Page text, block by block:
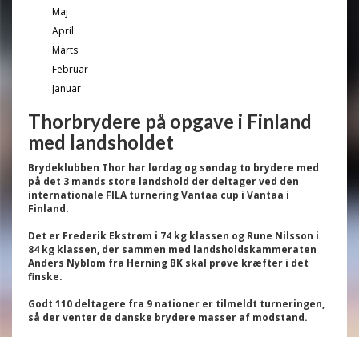
Maj
April
Marts
Februar
Januar
Thorbrydere på opgave i Finland
med landsholdet
Brydeklubben Thor har lørdag og søndag to brydere med
på det 3 mands store landshold der deltager ved den
internationale FILA turnering Vantaa cup i Vantaa i
Finland.
Det er Frederik Ekstrøm i 74 kg klassen og Rune Nilsson i
84 kg klassen, der sammen med landsholdskammeraten
Anders Nyblom fra Herning BK skal prøve kræfter i det
finske.
Godt 110 deltagere fra 9 nationer er tilmeldt turneringen,
så der venter de danske brydere masser af modstand.